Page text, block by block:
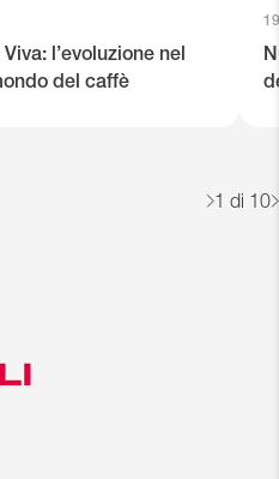
1 di 10
l’evoluzione nel
del caffè